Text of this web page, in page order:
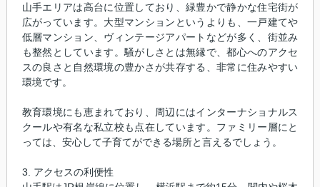
山手エリアは高台に位置しており、緑豊かで静かな住宅街が
広がっています。大型マンションというよりも、一戸建てや
低層マンション、ヴィンテージアパートなどが多く、街並み
も整然としています。騒がしさとは無縁で、都心へのアクセ
スの良さと自然環境の豊かさが共存する、非常に住みやすい
環境です。
教育環境にも恵まれており、周辺にはインターナショナルス
クールや有名な私立校も点在しています。ファミリー層にと
っては、安心して子育てができる場所と言えるでしょう。
3. アクセスの利便性